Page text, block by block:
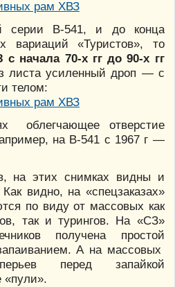
серии В-541, и до конца
вариаций «Туристов», то
с начала 70-х гг до 90-х гг
листа усиленный дроп — с
телом:
облегчающее отверстие
на В-541 с 1967 г —
на этих снимках видны и
видно, на «спецзаказах»
по виду от массовых как
так и турингов. На «СЗ»
получена простой
А на массовых
перед запайкой